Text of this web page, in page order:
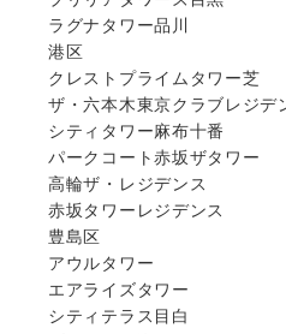
ラグナタワー品川
港区
クレストプライムタワー芝
ザ・六本木東京クラブレジデ
シティタワー麻布十番
パークコート赤坂ザタワー
高輪ザ・レジデンス
赤坂タワーレジデンス
豊島区
アウルタワー
エアライズタワー
シティテラス目白